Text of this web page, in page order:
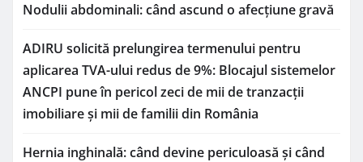
Nodulii abdominali: când ascund o afecțiune gravă
ADIRU solicită prelungirea termenului pentru
aplicarea TVA-ului redus de 9%: Blocajul sistemelor
ANCPI pune în pericol zeci de mii de tranzacții
imobiliare și mii de familii din România
Hernia inghinală: când devine periculoasă și când